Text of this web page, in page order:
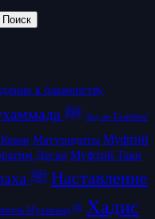
к блаженству
Жизнеописание Пророка Мухаммада ﷺ Зад ат-Талибин/
Коран Матуридиты Муфтий
Десаи Муфтий Таки
Намаз посланника Аллаха ﷺ Наставление
Учитель Мухаммад ﷺ Хадис